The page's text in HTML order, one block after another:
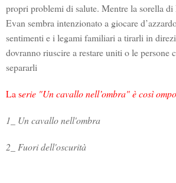
propri problemi di salute. Mentre la sorella di
Evan sembra intenzionato a giocare
sentimenti e i legami familiari a tirarli in
dovranno riuscire a restare uniti o le persone
separarli
La serie "Un cavallo nell’ombra" è così
1_ Un cavallo nell'ombra
2_ Fuori dell'oscurità